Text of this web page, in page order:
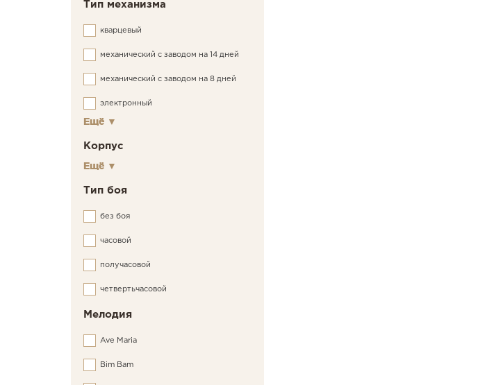
Тип механизма
кварцевый
механический с заводом на 14 дней
механический с заводом на 8 дней
электронный
Ещё ▼
Корпус
Ещё ▼
Тип боя
без боя
часовой
получасовой
четвертьчасовой
Мелодия
Ave Maria
Bim Bam